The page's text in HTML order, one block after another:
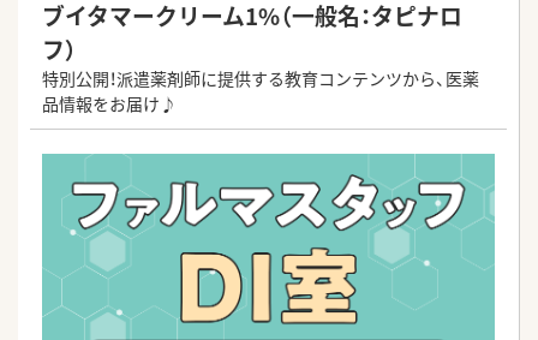
ブイタマークリーム1%（一般名：タピナロ
フ）
特別公開！派遣薬剤師に提供する教育コンテンツから、医薬
品情報をお届け♪